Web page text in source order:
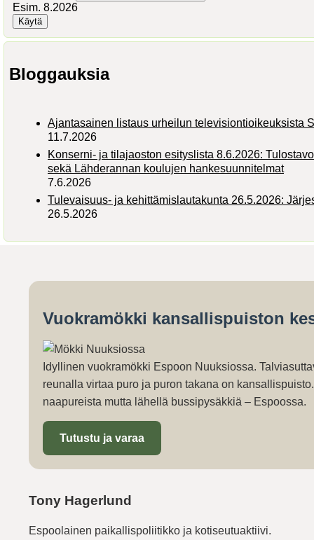
Esim. 8.2026
Bloggauksia
Ajantasainen listaus urheilun televisiontioikeuksista
11.7.2026
Konserni- ja tilajaoston esityslista 8.6.2026:
sekä Lähderannan koulujen hankesuunnitelmat
7.6.2026
Tulevaisuus- ja kehittämislautakunta 26.5.2026:
26.5.2026
Vuokramökki kansallispuiston
Idyllinen vuokramökki Espoon Nuuksiossa.
reunalla virtaa puro ja puron takana on
naapureista mutta lähellä bussipysäkkiä – Espoossa.
Tutustu ja varaa
Tony Hagerlund
Espoolainen paikallispoliitikko ja kotiseutuaktiivi.